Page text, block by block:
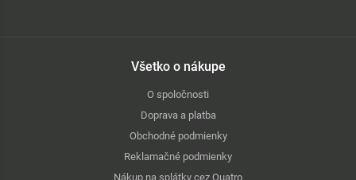
Všetko o nákupe
O spoločnosti
Doprava a platba
Obchodné podmienky
Reklamačné podmienky
Nákup na splátky cez Quatro